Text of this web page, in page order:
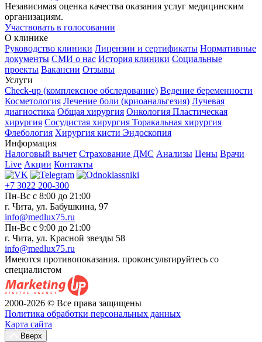
Независимая оценка качества оказания услуг медицинским
организациям.
Участвовать в голосовании
О клинике
Руководство клиники Лицензии и сертификаты Нормативные
документы СМИ о нас История клиники Социальные
проекты Вакансии Отзывы
Услуги
Check-up (комплексное обследование) Ведение беременности
Косметология Лечение боли (криоанальгезия) Лучевая
диагностика Общая хирургия Онкология Пластическая
хирургия Сосудистая хирургия Торакальная хирургия
Флебология Хирургия кисти Эндоскопия
Информация
Налоговый вычет Страхование ДМС Анализы Цены Врачи
Live Акции Контакты
+7 3022 200-300
Пн-Вс с 8:00 до 21:00
г. Чита, ул. Бабушкина, 97
info@medlux75.ru
Пн-Вс с 9:00 до 21:00
г. Чита, ул. Красной звезды 58
info@medlux75.ru
Имеются противопоказания. проконсультируйтесь со
специалистом
2000-2026 © Все права защищены
Политика обработки персональных данных
Карта сайта
Вверх